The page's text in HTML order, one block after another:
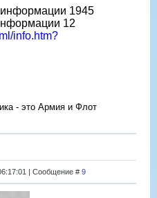
1945
12
info.htm?
- это Армия и Флот
| Сообщение # 9